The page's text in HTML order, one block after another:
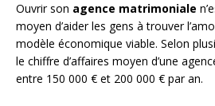
Ouvrir son agence matrimoniale
moyen d’aider les gens à trouver
modèle économique viable. Selon
le chiffre d’affaires moyen d’une
entre 150 000 € et 200 000 € par an.